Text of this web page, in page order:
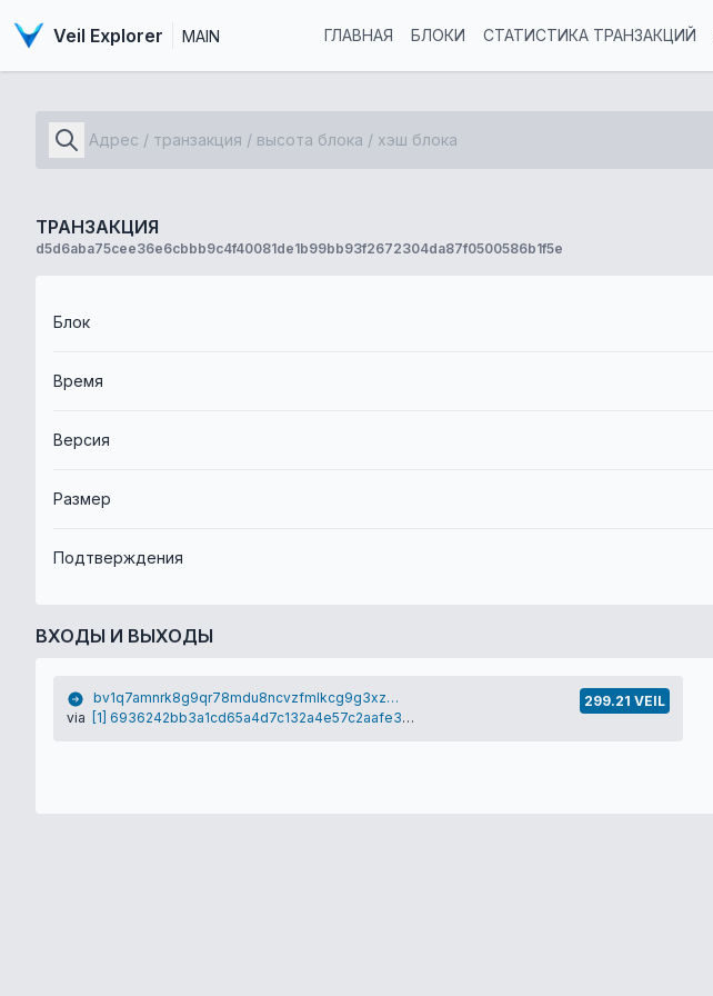
Veil Explorer MAIN ГЛАВНАЯ БЛОКИ СТАТИСТИКА ТРАНЗАКЦИЙ
ТРАНЗАКЦИЯ
d5d6aba75cee36e6cbbb9c4f40081de1b99bb93f2672304da87f0500586b1f5e
Блок
Время
Версия
Размер
Подтверждения
ВХОДЫ И ВЫХОДЫ
bv1q7amnrk8g9qr78mdu8ncvzfmlkcg9g3xzlkkz0r
via [1] 6936242bb3a1cd65a4d7c132a4e57c2aafe33601ed955a970bd0584e91c920a2
299.21 VEIL